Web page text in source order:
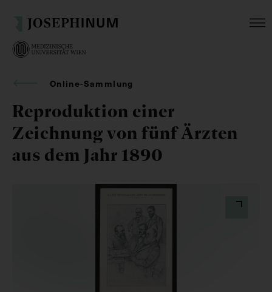
Online-Sammlung
Reproduktion einer
Zeichnung von fünf Ärzten
aus dem Jahr 1890